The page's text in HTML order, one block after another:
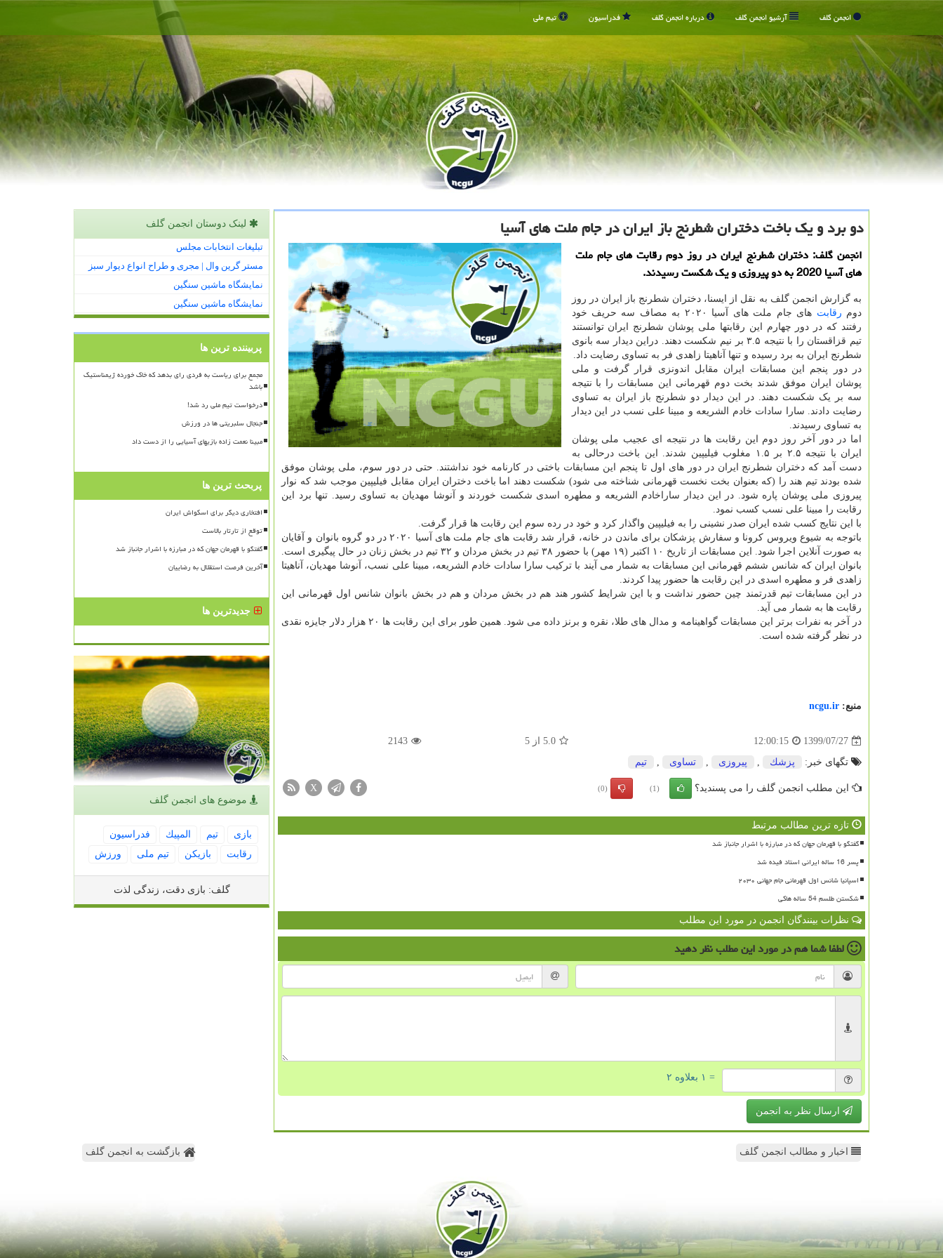
انجمن گلف آرشیو انجمن گلف درباره انجمن گلف فدراسیون تیم ملی
دو برد و یك باخت دختران شطرنج باز ایران در جام ملت های آسیا
انجمن گلف: دختران شطرنج ایران در روز دوم رقابت های جام ملت
های آسیا 2020 به دو پیروزی و یك شكست رسیدند.
به گزارش انجمن گلف به نقل از ایسنا، دختران شطرنج باز ایران در روز
دوم رقابت
های جام ملت های آسیا ۲۰۲۰ به مصاف سه حریف خود
رفتند که در دور چهارم این رقابتها ملی پوشان شطرنج ایران توانستند
تیم قزاقستان را با نتیجه ۳.۵ بر نیم شکست دهند. دراین دیدار سه بانوی
شطرنج ایران به برد رسیده و تنها آناهیتا زاهدی فر به تساوی رضایت داد.
در دور پنجم این مسابقات ایران مقابل اندونزی قرار گرفت و ملی
پوشان ایران موفق شدند بخت دوم قهرمانی این مسابقات را با نتیجه
سه بر یک شکست دهند. در این دیدار دو شطرنج باز ایران به تساوی
رضایت دادند. سارا سادات خادم الشریعه و مبینا علی نسب در این دیدار
به تساوی رسیدند.
اما در دور آخر روز دوم این رقابت ها در نتیجه ای عجیب ملی پوشان
ایران با نتیجه ۲.۵ بر ۱.۵ مغلوب فیلیپین شدند. این باخت درحالی به
دست آمد که دختران شطرنج ایران در دور های اول تا پنجم این مسابقات باختی در کارنامه خود نداشتند. حتی در دور سوم، ملی پوشان موفق
شده بودند تیم هند را (که بعنوان بخت نخست قهرمانی شناخته می شود) شکست دهند اما باخت دختران ایران مقابل فیلیپین موجب شد که نوار
پیروزی ملی پوشان پاره شود. در این دیدار ساراخادم الشریعه و مطهره اسدی شکست خوردند و آنوشا مهدیان به تساوی رسید. تنها برد این
رقابت را مبینا علی نسب کسب نمود.
با این نتایج کسب شده ایران صدر نشینی را به فیلیپین واگذار کرد و خود در رده سوم این رقابت ها قرار گرفت.
باتوجه به شیوع ویروس کرونا و سفارش پزشکان برای ماندن در خانه، قرار شد رقابت های جام ملت های آسیا ۲۰۲۰ در دو گروه بانوان و آقایان
به صورت آنلاین اجرا شود. این مسابقات از تاریخ ۱۰ اکتبر (۱۹ مهر) با حضور ۳۸ تیم در بخش مردان و ۳۲ تیم در بخش زنان در حال پیگیری است.
بانوان ایران که شانس ششم قهرمانی این مسابقات به شمار می آیند با ترکیب سارا سادات خادم الشریعه، مبینا علی نسب، آنوشا مهدیان، آناهیتا
زاهدی فر و مطهره اسدی در این رقابت ها حضور پیدا کردند.
در این مسابقات تیم قدرتمند چین حضور نداشت و با این شرایط کشور هند هم در بخش مردان و هم در بخش بانوان شانس اول قهرمانی این
رقابت ها به شمار می آید.
در آخر به نفرات برتر این مسابقات گواهینامه و مدال های طلا، نقره و برنز داده می شود. همین طور برای این رقابت ها ۲۰ هزار دلار جایزه نقدی
در نظر گرفته شده است.
منبع: ncgu.ir
1399/07/27
12:00:15
5.0 از5
2143
تگهای خبر: پزشك , پیروزی , تساوی , تیم
این مطلب انجمن گلف را می پسندید؟ (1)
(0)
X
تازه ترین مطالب مرتبط
گفتگو با قهرمان جهان که در مبارزه با اشرار جانباز شد
پسر 16 ساله ایرانی استاد فیده شد
اسپانیا شانس اول قهرمانی جام جهانی ۲۰۳۰
شکستن طلسم 54 ساله هاکی
نظرات بینندگان انجمن در مورد این مطلب
لطفا شما همدر مورد این مطلبنظر دهید
= ۱ بعلاوه ۲
ارسال نظر به انجمن
لینک دوستان انجمن گلف
تبلیغات انتخابات مجلس
مستر گرین وال | مجری و طراح انواع دیوار سبز
نمایشگاه ماشین سنگین
نمایشگاه ماشین سنگین
پربیننده ترین ها
مجمع برای ریاست به فردی رای بدهد که خاک خورده ژیمناستیک
باشد
درخواست تیم ملی رد شد!
جنجال سلبریتی ها در ورزش
مبینا نعمت زاده بازیهای آسیایی را از دست داد
پربحث ترین ها
افتخاری دیگر برای اسکواش ایران
توقع از تارتار بالاست
گفتگو با قهرمان جهان که در مبارزه با اشرار جانباز شد
آخرین فرصت استقلال به رضاییان
جدیدترین ها
موضوع های انجمن گلف
بازی تیم المپیك
فدراسیون
رقابت
بازیكن تیم ملی ورزش
گلف: بازی دقت، زندگی لذت
اخبار و مطالب انجمن گلف بازگشت به انجمن گلف